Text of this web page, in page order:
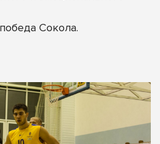
победа Сокола.